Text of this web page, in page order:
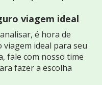
viagem ideal
é hora de
ideal para seu
fale com nosso time
fazer a escolha